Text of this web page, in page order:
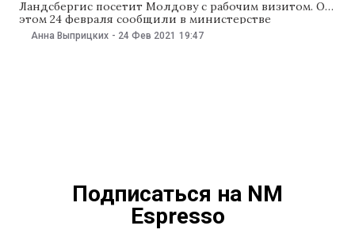
Ландсбергис посетит Молдову с рабочим визитом. Об
этом 24 февраля сообщили в министерстве
иностранных дел и евроинтеграции (МИДЕИ). По
данным ведомства, глава МИД Литвы прибудет в
Анна Выприцких - 24 Фев 2021 19:47
Подписаться на NM
Espresso